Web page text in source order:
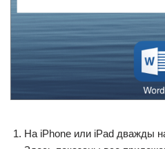
На iPhone или iPad дважды